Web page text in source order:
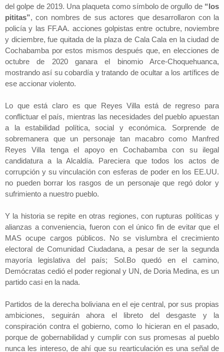
del golpe de 2019. Una plaqueta como símbolo de orgullo de “los
pititas”, con nombres de sus actores que desarrollaron con la
policía y las FF.AA. acciones golpistas entre octubre, noviembre
y diciembre, fue quitada de la plaza de Cala Cala en la ciudad de
Cochabamba por estos mismos después que, en elecciones de
octubre de 2020 ganara el binomio Arce-Choquehuanca,
mostrando así su cobardía y tratando de ocultar a los artífices de
ese accionar violento.
Lo que está claro es que Reyes Villa está de regreso para
conflictuar el país, mientras las necesidades del pueblo apuestan
a la estabilidad política, social y económica. Sorprende de
sobremanera que un personaje tan macabro como Manfred
Reyes Villa tenga el apoyo en Cochabamba con su ilegal
candidatura a la Alcaldía. Pareciera que todos los actos de
corrupción y su vinculación con esferas de poder en los EE.UU.
no pueden borrar los rasgos de un personaje que regó dolor y
sufrimiento a nuestro pueblo.
Y la historia se repite en otras regiones, con rupturas políticas y
alianzas a conveniencia, fueron con el único fin de evitar que el
MAS ocupe cargos públicos. No se vislumbra el crecimiento
electoral de Comunidad Ciudadana, a pesar de ser la segunda
mayoría legislativa del país; Sol.Bo quedó en el camino,
Demócratas cedió el poder regional y UN, de Doria Medina, es un
partido casi en la nada.
Partidos de la derecha boliviana en el eje central, por sus propias
ambiciones, seguirán ahora el libreto del desgaste y la
conspiración contra el gobierno, como lo hicieran en el pasado,
porque de gobernabilidad y cumplir con sus promesas al pueblo
nunca les intereso, de ahí que su rearticulación es una señal de